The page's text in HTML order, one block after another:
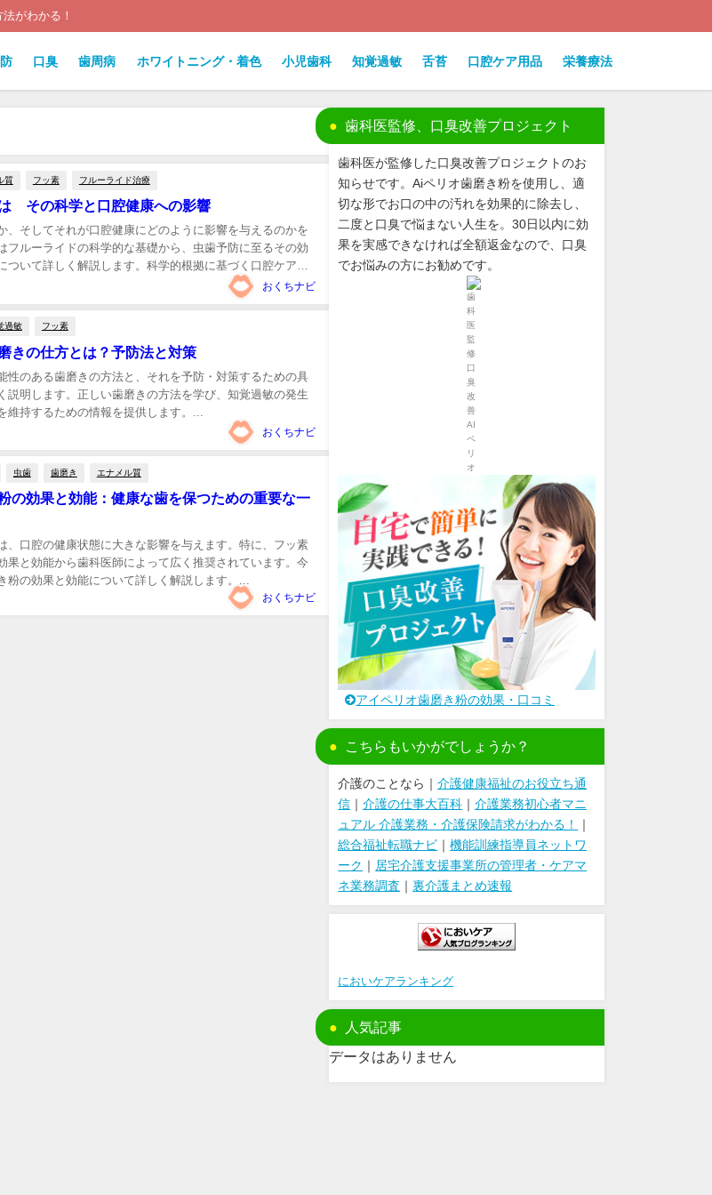
がわかる！
口臭 歯周病 ホワイトニング・着色 小児歯科 知覚過敏 舌苔 口腔ケア用品 栄養療法
質 フッ素 フルーライド治療
その科学と口腔健康への影響
、そしてそれが口腔健康にどのように影響を与えるのかを
フルーライドの科学的な基礎から、虫歯予防に至るその効
ついて詳しく解説します。科学的根拠に基づく口腔ケアへ
おくちナビ
過敏 フッ素
きの仕方とは？予防法と対策
性のある歯磨きの方法と、それを予防・対策するための具
説明します。正しい歯磨きの方法を学び、知覚過敏の発生
維持するための情報を提供します。...
おくちナビ
虫歯 歯磨き エナメル質
の効果と効能：健康な歯を保つための重要な一
、口腔の健康状態に大きな影響を与えます。特に、フッ素
果と効能から歯科医師によって広く推奨されています。今
粉の効果と効能について詳しく解説します。...
おくちナビ
歯科医監修、口臭改善プロジェクト
歯科医が監修した口臭改善プロジェクトのお
知らせです。Aiペリオ歯磨き粉を使用し、適
切な形でお口の中の汚れを効果的に除去し、
二度と口臭で悩まない人生を。30日以内に効
果を実感できなければ全額返金なので、口臭
でお悩みの方にお勧めです。
アイペリオ歯磨き粉の効果・口コミ
こちらもいかがでしょうか？
介護のことなら｜介護健康福祉のお役立ち通
信 ｜介護の仕事大百科 ｜介護業務初心者マニ
ュアル 介護業務・介護保険請求がわかる！
｜
総合福祉転職ナビ ｜機能訓練指導員ネットワ
ーク ｜ 居宅介護支援事業所の管理者・ケアマ
ネ業務調査 ｜裏介護まとめ速報
においケアランキング
人気記事
データはありません